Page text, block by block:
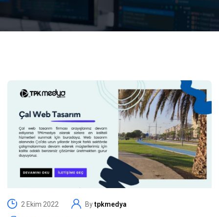
2 Ekim 2022 Bytpkmedya